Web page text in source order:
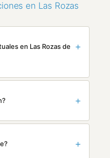
en Las Rozas
en Las Rozas de